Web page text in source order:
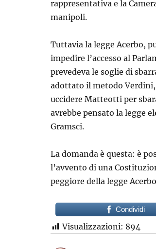
rappresentativa e la
manipoli.
Tuttavia la legge Acerbo,
impedire l’accesso al
prevedeva le soglie di
adottato il metodo
uccidere Matteotti per
avrebbe pensato la legge
Gramsci.
La domanda è questa: è
l’avvento di una
peggiore della legge
Condividi
Visualizzazioni: 894